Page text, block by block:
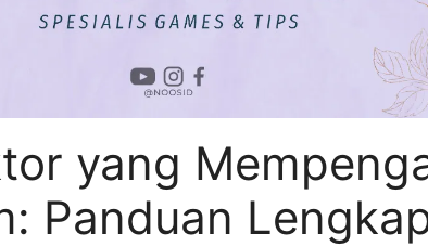
yang
Panduan